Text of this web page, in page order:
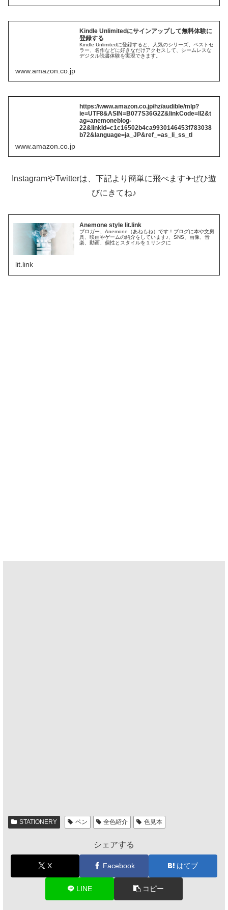
Kindle Unlimitedにサインアップして無料体験に
登録する
Kindle Unlimitedに登録すると、人気のシリーズ、ベストセ
ラー、名作などに好きなだけアクセスして、シームレスな
デジタル読書体験を実現できます。
www.amazon.co.jp
https://www.amazon.co.jp/hz/audible/mlp?
ie=UTF8&ASIN=B077S36G2Z&linkCode=ll2&t
ag=anemoneblog-
22&linkId=c1c16502b4ca9930146453f783038
b72&language=ja_JP&ref_=as_li_ss_tl
www.amazon.co.jp
InstagramやTwitterは、下記より簡単に飛べます✈︎ぜひ遊
びにきてね♪
Anemone style lit.link
ブロガー、Anemone（あねもね）です！ブログに本や文房
具、映画やゲームの紹介をしています♪、SNS、画像、音
楽、動画、個性とスタイルを１リンクに
lit.link
STATIONERY ペン 全色紹介 色見本
シェアする
X Facebook はてブ
LINE コピー